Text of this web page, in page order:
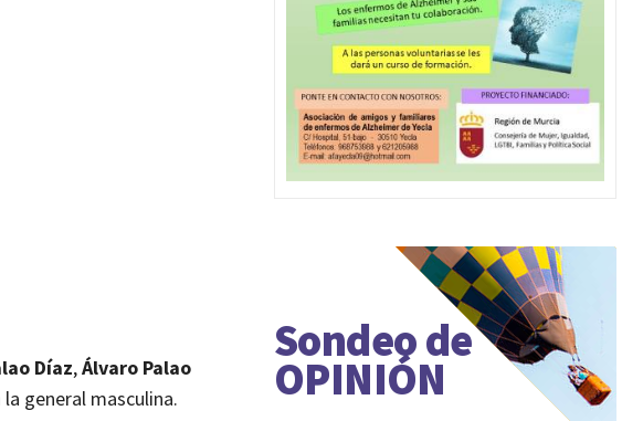
Díaz,Álvaro Palao
general masculina.
Sondeo de
OPINIÓN